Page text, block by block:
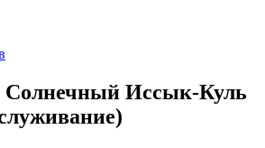
Солнечный Иссык-Куль